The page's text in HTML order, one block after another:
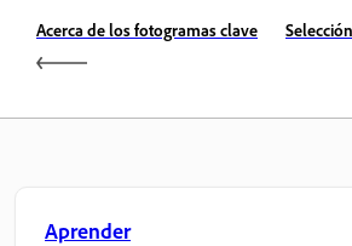
Acerca de los fotogramas clave
Aprender